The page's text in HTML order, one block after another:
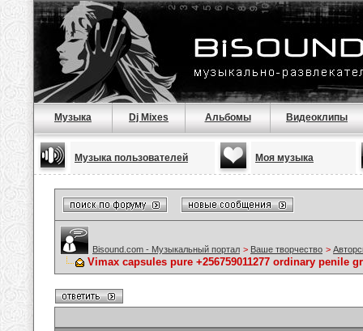
Музыка Dj Mixes Альбомы Видеоклипы
Музыка пользователей Моя музыка
Bisound.com - Музыкальный портал > Ваше творчество >
Vimax capsules pure +256759011277 ordinary penile